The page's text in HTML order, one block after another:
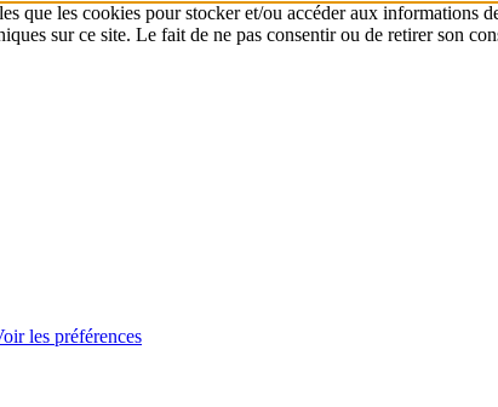
que les cookies pour stocker et/ou accéder aux informations
sur ce site. Le fait de ne pas consentir ou de retirer son
les préférences